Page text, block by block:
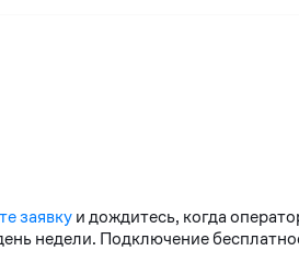
заявкуи дождитесь, когда
недели. Подключение